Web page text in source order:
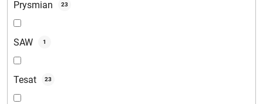
Prysmian 23
SAW 1
Tesat 23